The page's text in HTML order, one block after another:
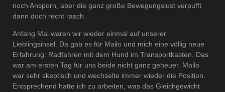
noch Ansporn, aber die ganz große Bewegungslust verpufft
dann doch recht rasch.
Anfang Mai waren wir wieder einmal auf unserer
Lieblingsinsel. Da gab es für Mailo und mich eine völlig neue
Erfahrung: Radfahren mit dem Hund im Transportkasten. Das
war am ersten Tag für uns beide nicht ganz geheuer. Mailo
war sehr skeptisch und wechselte immer wieder die Position.
Entsprechend hatte ich zu arbeiten, was das Gleichgewicht